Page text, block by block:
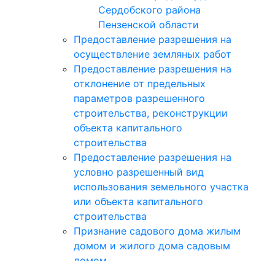
Сердобского района
Пензенской области
Предоставление разрешения на
осуществление земляных работ
Предоставление разрешения на
отклонение от предельных
параметров разрешенного
строительства, реконструкции
объекта капитального
строительства
Предоставление разрешения на
условно разрешенный вид
использования земельного участка
или объекта капитального
строительства
Признание садового дома жилым
домом и жилого дома садовым